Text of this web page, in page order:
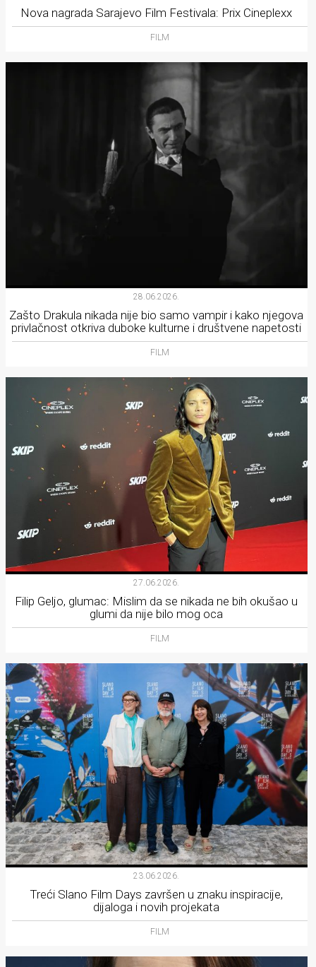
Nova nagrada Sarajevo Film Festivala: Prix Cineplexx
FILM
28.06.2026.
Zašto Drakula nikada nije bio samo vampir i kako njegova
privlačnost otkriva duboke kulturne i društvene napetosti
FILM
27.06.2026.
Filip Geljo, glumac: Mislim da se nikada ne bih okušao u
glumi da nije bilo mog oca
FILM
23.06.2026.
Treći Slano Film Days završen u znaku inspiracije,
dijaloga i novih projekata
FILM